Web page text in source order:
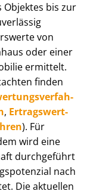
Objektes bis zur
von
oder einer
ermittelt.
finden
, Er­trags­wert­
). Für
wird eine
durchgeführt
nach
Die aktuellen